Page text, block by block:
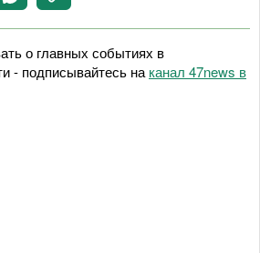
о главных событиях в
- подписывайтесь на канал 47news в